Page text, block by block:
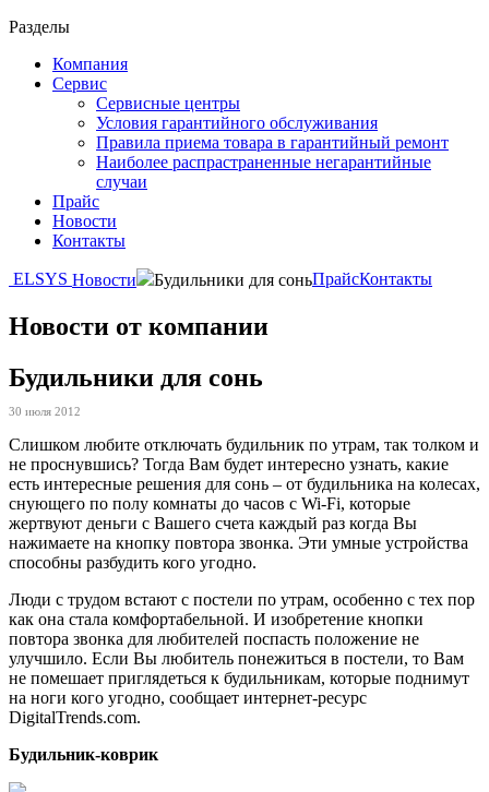
Разделы
Компания
Сервис
Сервисные центры
Условия гарантийного обслуживания
Правила приема товара в гарантийный ремонт
Наиболее распрастраненные негарантийные
случаи
Прайс
Новости
Контакты
ELSYS Новости Будильники для соньПрайсКонтакты
Новости от компании
Будильники для сонь
30 июля 2012
Слишком любите отключать будильник по утрам, так толком и
не проснувшись? Тогда Вам будет интересно узнать, какие
есть интересные решения для сонь – от будильника на колесах,
снующего по полу комнаты до часов с Wi-Fi, которые
жертвуют деньги с Вашего счета каждый раз когда Вы
нажимаете на кнопку повтора звонка. Эти умные устройства
способны разбудить кого угодно.
Люди с трудом встают с постели по утрам, особенно с тех пор
как она стала комфортабельной. И изобретение кнопки
повтора звонка для любителей поспасть положение не
улучшило. Если Вы любитель понежиться в постели, то Вам
не помешает приглядеться к будильникам, которые поднимут
на ноги кого угодно, сообщает интернет-ресурс
DigitalTrends.com.
Будильник-коврик